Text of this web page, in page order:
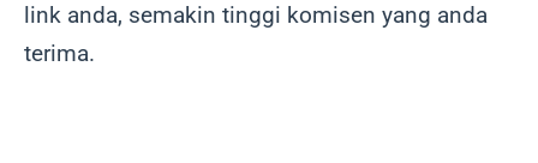
link anda, semakin tinggi komisen yang anda
terima.